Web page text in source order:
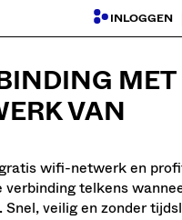
INLOGGEN